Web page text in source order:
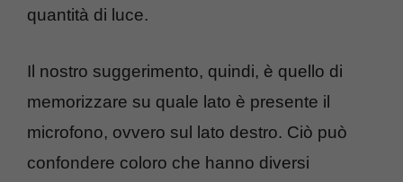
quantità di luce.
Il nostro suggerimento, quindi, è quello di
memorizzare su quale lato è presente il
microfono, ovvero sul lato destro. Ciò può
confondere coloro che hanno diversi